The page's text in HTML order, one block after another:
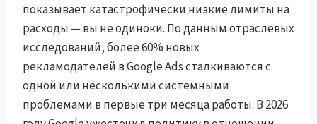
показывает катастрофически низкие лимиты на
расходы — вы не одиноки. По данным отраслевых
исследований, более 60% новых
рекламодателей в Google Ads сталкиваются с
одной или несколькими системными
проблемами в первые три месяца работы. В 2026